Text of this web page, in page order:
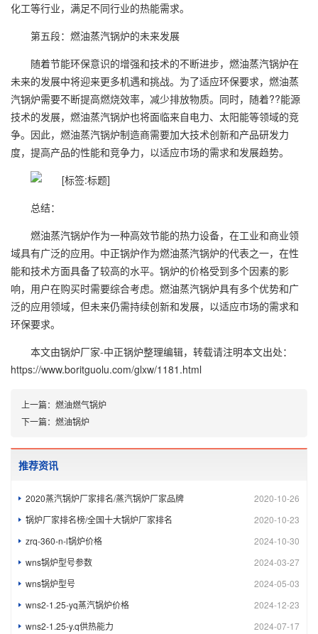
化工等行业，满足不同行业的热能需求。
第五段：燃油蒸汽锅炉的未来发展
随着节能环保意识的增强和技术的不断进步，燃油蒸汽锅炉在
未来的发展中将迎来更多机遇和挑战。为了适应环保要求，燃油蒸
汽锅炉需要不断提高燃烧效率，减少排放物质。同时，随着??能源
技术的发展，燃油蒸汽锅炉也将面临来自电力、太阳能等领域的竞
争。因此，燃油蒸汽锅炉制造商需要加大技术创新和产品研发力
度，提高产品的性能和竞争力，以适应市场的需求和发展趋势。
总结：
燃油蒸汽锅炉作为一种高效节能的热力设备，在工业和商业领
域具有广泛的应用。中正锅炉作为燃油蒸汽锅炉的代表之一，在性
能和技术方面具备了较高的水平。锅炉的价格受到多个因素的影
响，用户在购买时需要综合考虑。燃油蒸汽锅炉具有多个优势和广
泛的应用领域，但未来仍需持续创新和发展，以适应市场的需求和
环保要求。
本文由锅炉厂家-中正锅炉整理编辑，转载请注明本文出处：
https://www.boritguolu.com/glxw/1181.html
上一篇： 燃油燃气锅炉
下一篇： 燃油锅炉
推荐资讯
2020-10-26
2020蒸汽锅炉厂家排名/蒸汽锅炉厂家品牌
2020-10-23
锅炉厂家排名榜/全国十大锅炉厂家排名
2024-10-30
zrq-360-n-l锅炉价格
2024-03-27
wns锅炉型号参数
2024-05-03
wns锅炉型号
2024-12-23
wns2-1.25-yq蒸汽锅炉价格
2024-07-17
wns2-1.25-y.q供热能力